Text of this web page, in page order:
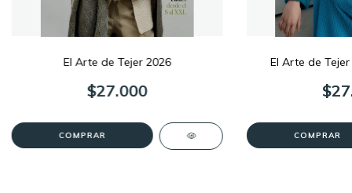
El Arte de Tejer 2026
$27.000
El Arte de Tejer